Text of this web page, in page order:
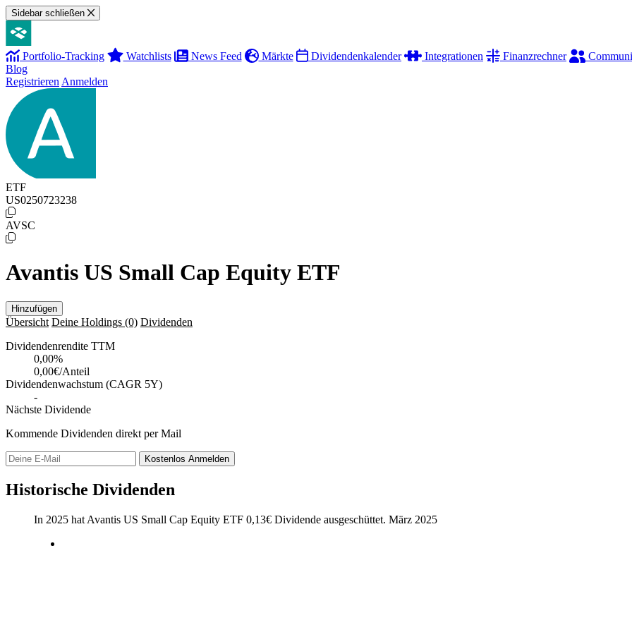
Sidebar schließen
Portfolio-Tracking Watchlists News Feed Märkte Dividendenkalender Integrationen Finanzrechner
Blog
Registrieren Anmelden
ETF
US0250723238
AVSC
Avantis US Small Cap Equity ETF
Hinzufügen
Übersicht Deine Holdings (0) Dividenden
Dividendenrendite TTM
0,00%
0,00€/Anteil
Dividendenwachstum (CAGR 5Y)
-
Nächste Dividende
Kommende Dividenden direkt per Mail
Kostenlos Anmelden
Historische Dividenden
In 2025 hat Avantis US Small Cap Equity ETF 0,13€ Dividende ausgeschüttet. März 2025